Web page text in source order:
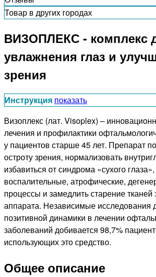
Товар в других городах
ВИЗОПЛЕКС - комплекс
увлажнения глаз и
зрения
Инструкция показать
Визоплекс (лат. Visoplex) –
лечения и профилактики
у пациентов старше 45 лет. Препарат
остроту зрения, нормализовать
избавиться от синдрома «сухого
воспалительные, атрофические,
процессы и замедлить старение тканей
аппарата. Независимые исследования
позитивной динамики в лечении
заболеваний добивается 98,7%
использующих это средство.
Общее описание